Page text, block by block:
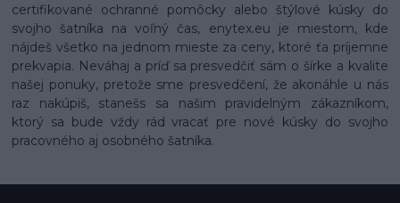
certifikované ochranné pomôcky alebo štýlové kúsky do
svojho šatníka na voľný čas, enytex.eu je miestom, kde
nájdeš všetko na jednom mieste za ceny, ktoré ťa príjemne
prekvapia. Neváhaj a príď sa presvedčiť sám o šírke a kvalite
našej ponuky, pretože sme presvedčení, že akonáhle u nás
raz nakúpiš, stanešs sa našim pravidelným zákazníkom,
ktorý sa bude vždy rád vracať pre nové kúsky do svojho
pracovného aj osobného šatníka.